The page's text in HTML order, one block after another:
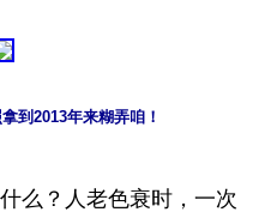
到2013年来糊弄咱！
么？人老色衰时，一次